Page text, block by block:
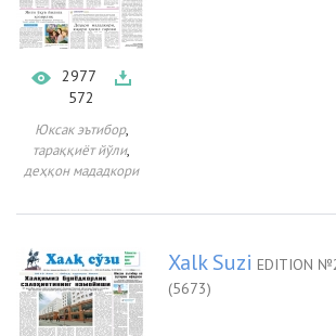
2977
572
Юксак эътибор,
тараққиёт йўли,
деҳқон мададкори
Xalk Suzi EDITION
(5673)